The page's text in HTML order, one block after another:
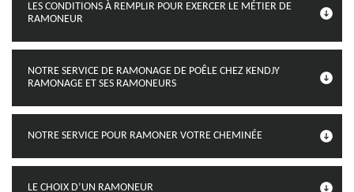
LES CONDITIONS À REMPLIR POUR EXERCER LE MÉTIER DE
RAMONEUR
NOTRE SERVICE DE RAMONAGE DE POÊLE CHEZ KENDJY
RAMONAGE ET SES RAMONEURS
NOTRE SERVICE POUR RAMONER VOTRE CHEMINÉE
LE CHOIX D’UN RAMONEUR